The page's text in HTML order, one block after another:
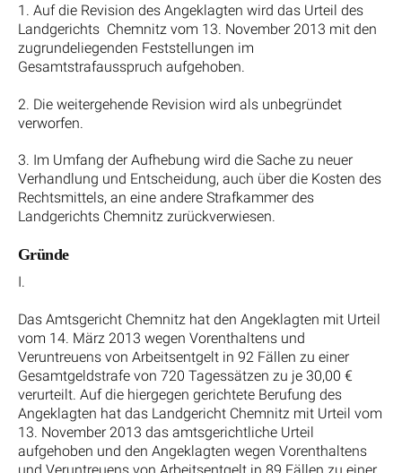
1. Auf die Revision des Angeklagten wird das Urteil des
Landgerichts Chemnitz vom 13. November 2013 mit den
zugrundeliegenden Feststellungen im
Gesamtstrafausspruch aufgehoben.
2. Die weitergehende Revision wird als unbegründet
verworfen.
3. Im Umfang der Aufhebung wird die Sache zu neuer
Verhandlung und Entscheidung, auch über die Kosten des
Rechtsmittels, an eine andere Strafkammer des
Landgerichts Chemnitz zurückverwiesen.
Gründe
I.
Das Amtsgericht Chemnitz hat den Angeklagten mit Urteil
vom 14. März 2013 wegen Vorenthaltens und
Veruntreuens von Arbeitsentgelt in 92 Fällen zu einer
Gesamtgeldstrafe von 720 Tagessätzen zu je 30,00 €
verurteilt. Auf die hiergegen gerichtete Berufung des
Angeklagten hat das Landgericht Chemnitz mit Urteil vom
13. November 2013 das amtsgerichtliche Urteil
aufgehoben und den Angeklagten wegen Vorenthaltens